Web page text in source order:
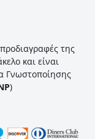
της
και είναι
Γνωστοποίησης
)